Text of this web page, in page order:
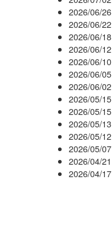
2026/06/26
2026/06/22
2026/06/18
2026/06/12
2026/06/10
2026/06/05
2026/06/02
2026/05/15
2026/05/15
2026/05/13
2026/05/12
2026/05/07
2026/04/21
2026/04/17